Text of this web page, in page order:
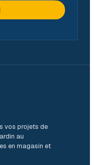
vos projets de
au
en magasin et